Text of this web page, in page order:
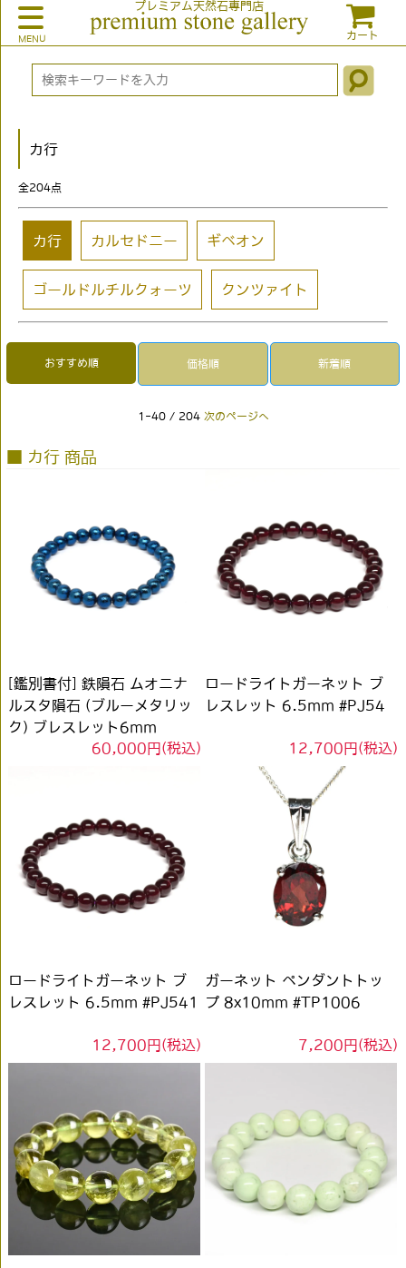
プレミアム天然石専門店
カート
カ行
全204点
カ行 カルセドニー ギベオン
ゴールドルチルクォーツ クンツァイト
おすすめ順 価格順 新着順
1-40 / 204 次のページへ
■ カ行 商品
[鑑別書付] 鉄隕石 ムオニナ
ルスタ隕石 (ブルーメタリッ
ク) ブレスレット6mm
60,000円(税込)
ロードライトガーネット ブ
レスレット 6.5mm #PJ54
12,700円(税込)
ロードライトガーネット ブ
レスレット 6.5mm #PJ541
12,700円(税込)
ガーネット ペンダントトッ
プ 8x10mm #TP1006
7,200円(税込)